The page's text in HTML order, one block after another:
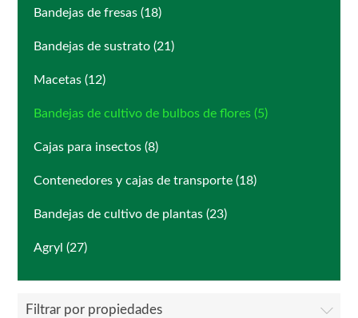
Bandejas de fresas (18)
Bandejas de sustrato (21)
Macetas (12)
Bandejas de cultivo de bulbos de flores (5)
Cajas para insectos (8)
Contenedores y cajas de transporte (18)
Bandejas de cultivo de plantas (23)
Agryl (27)
Filtrar por propiedades